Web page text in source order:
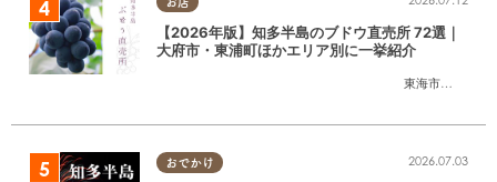
東海市
,大府市
【2026年版】知多半島のブドウ直売所 72選｜
大府市・東浦町ほかエリア別に一挙紹介
おでかけ 2026.07.03